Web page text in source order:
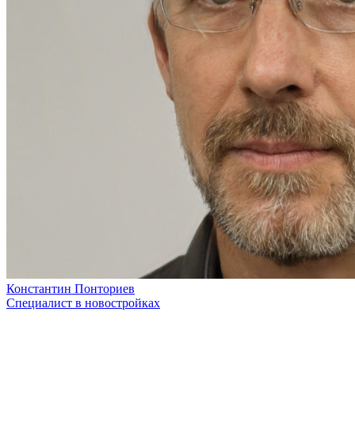
Константин Понториев
Специалист в новостройках